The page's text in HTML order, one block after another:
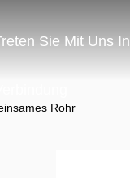
Sie Mit Uns In
Rohr